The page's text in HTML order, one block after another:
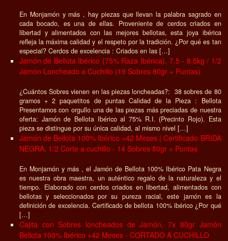
En Monjamón y más , hay piezas que llevan la palabra sagrado en
cada bocado, es una de ellas. Proveniente de cerdos criados en
libertad y alimentados con las mejores bellotas, esta joya ibérica
refleja la máxima calidad y el respeto por la tradición. ¿Por qué es tan
especial? Cerdos de excelencia : Criados en las […]
Jamón de Bellota Ibérico (75% Raza Ibérica), 7.5 - 8.5kg / 1/2
Jamón Loncheado a Cuchillo (19 Sobres 80gr + Puntas)
¿Cuántos Sobres vienen en las piezas loncheadas?: 38 sobres de 80
gramos + 2 paquetitos de puntas Calidad de la Pieza : Bellota
Presentamos con orgullo una de las piezas más preciadas de nuestra
oferta: Jamón de Bellota Ibérico al 75% R.I. (Precinto Rojo). Esta
pieza se distingue por su única calidad, al mismo nivel […]
Jamón de Bellota 100% Ibérico +42 Meses | Certificado BRIDA
NEGRA, 1/2 Corte a cuchillo - 14 Sobres 80gr + Puntas
En Monjamón y más , el Jamón de Bellota 100% Ibérico Pata Negra
es nuestra obra maestra, un auténtico regalo de la naturaleza y el
tiempo. Elaborado con cerdos criados en libertad, alimentados con
bellotas y seleccionados por su pureza racial, este jamón es la
definición de excelencia. Certificado de bellota 100% ibérico ¿Por qué
[…]
Cajita con Sobres loncheados de Jamón, 7x 80gr Jamón
Bellota 100% Ibérico +42 Meses - CORTADO A CUCHILLO